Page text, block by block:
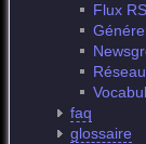
Flux
Réseau
faq
glossaire